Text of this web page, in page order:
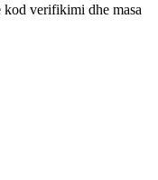
verifikimi dhe masa